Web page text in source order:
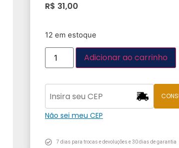
R$ 31,00
12 em estoque
Adicionar ao carrinho
Não sei meu CEP
7 dias para trocas e devoluções e 30 dias de garantia